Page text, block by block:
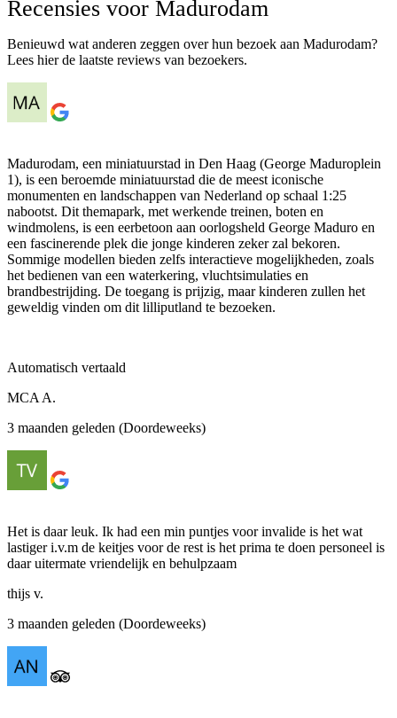
Recensies voor Madurodam
Benieuwd wat anderen zeggen over hun bezoek aan Madurodam?
Lees hier de laatste reviews van bezoekers.
Madurodam, een miniatuurstad in Den Haag (George Maduroplein
1), is een beroemde miniatuurstad die de meest iconische
monumenten en landschappen van Nederland op schaal 1:25
nabootst. Dit themapark, met werkende treinen, boten en
windmolens, is een eerbetoon aan oorlogsheld George Maduro en
een fascinerende plek die jonge kinderen zeker zal bekoren.
Sommige modellen bieden zelfs interactieve mogelijkheden, zoals
het bedienen van een waterkering, vluchtsimulaties en
brandbestrijding. De toegang is prijzig, maar kinderen zullen het
geweldig vinden om dit lilliputland te bezoeken.
Automatisch vertaald
MCA A.
3 maanden geleden (Doordeweeks)
Het is daar leuk. Ik had een min puntjes voor invalide is het wat
lastiger i.v.m de keitjes voor de rest is het prima te doen personeel is
daar uitermate vriendelijk en behulpzaam
thijs v.
3 maanden geleden (Doordeweeks)